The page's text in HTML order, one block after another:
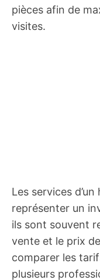
pièces afin de
visites.
Les services
représenter un
ils sont souvent
vente et le prix
comparer les
plusieurs